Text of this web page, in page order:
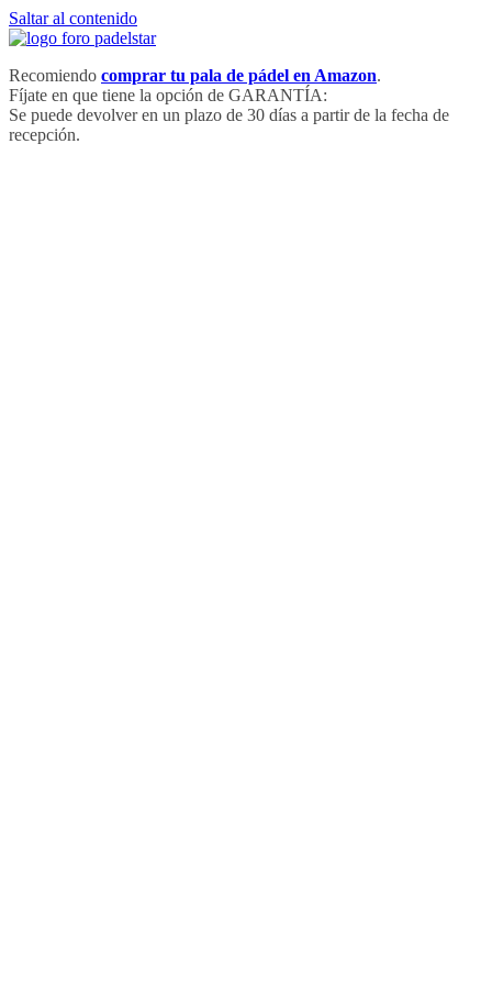
Saltar al contenido
Recomiendo comprar tu pala de pádel en Amazon.
Fíjate en que tiene la opción de GARANTÍA:
Se puede devolver en un plazo de 30 días a partir de la fecha de
recepción.